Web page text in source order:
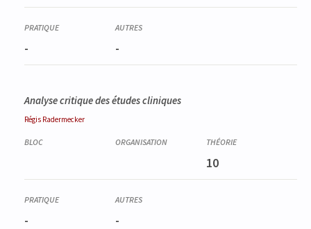
- -
Analyse critique des études cliniques
Régis Radermecker
10
- -